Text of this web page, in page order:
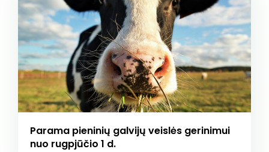
Parama pieninių galvijų veislės gerinimui
nuo rugpjūčio 1 d.